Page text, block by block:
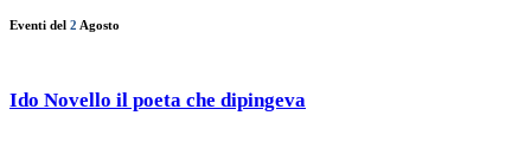
Eventi del 2 Agosto
Ido Novello il poeta che dipingeva